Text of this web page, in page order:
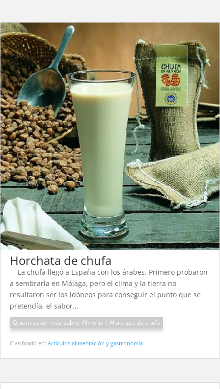
Horchata de chufa
La chufa llegó a España con los árabes. Primero probaron
a sembrarla en Málaga, pero el clima y la tierra no
resultaron ser los idóneos para conseguir el punto que se
pretendía, el sabor...
Quiero saber más sobre: Almería | Horchata de chufa
Clasificado en: Artículos alimentación y gastronomía